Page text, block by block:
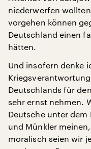
niederwerfen
vorgehen können
Deutschland einen
hätten.
Und insofern denke
Deutschlands für
sehr ernst nehmen.
Deutsche unter dem
und Münkler
moralisch seien wir